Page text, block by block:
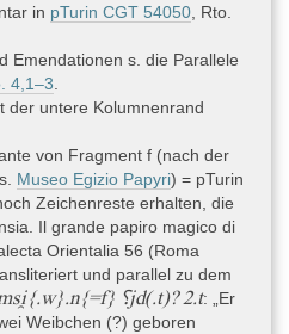
in pTurin CGT 54050 , Rto.
Emendationen s. die Parallele
4,1–3
der untere Kolumnenrand
von Fragment f (nach der
Museo Egizio Papyri) = pTurin
Zeichenreste erhalten, die
Il grande papiro magico di
Orientalia 56 (Roma
und parallel zu dem
msi̯{.w}.n{=f} ⸮jd(.t)? 2.t: „Er
Weibchen (?) geboren